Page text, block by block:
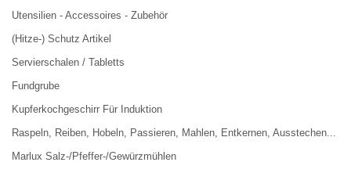
Utensilien - Accessoires - Zubehör
(Hitze-) Schutz Artikel
Servierschalen / Tabletts
Fundgrube
Kupferkochgeschirr Für Induktion
Raspeln, Reiben, Hobeln, Passieren, Mahlen, Entkernen, Ausstechen...
Marlux Salz-/Pfeffer-/Gewürzmühlen